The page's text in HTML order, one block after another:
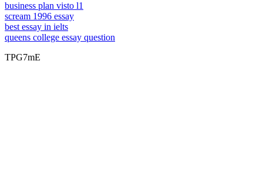
business plan visto l1
scream 1996 essay
best essay in ielts
queens college essay question
TPG7mE